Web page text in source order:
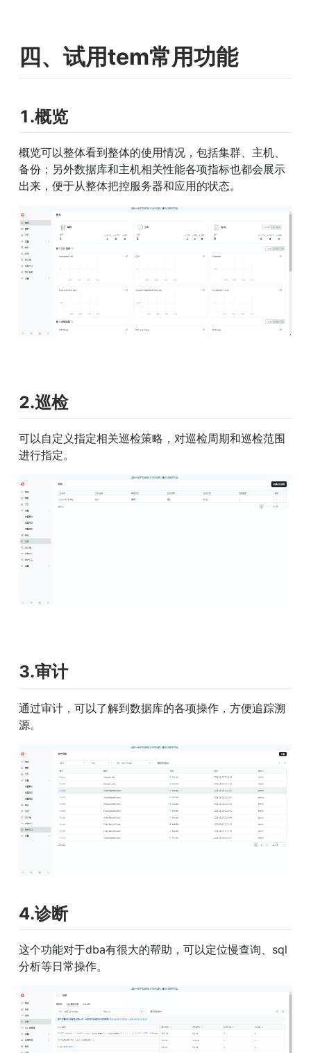
四、试用tem常用功能
1.概览
概览可以整体看到整体的使用情况，包括集群、主机、
备份；另外数据库和主机相关性能各项指标也都会展示
出来，便于从整体把控服务器和应用的状态。
2.巡检
可以自定义指定相关巡检策略，对巡检周期和巡检范围
进行指定。
3.审计
通过审计，可以了解到数据库的各项操作，方便追踪溯
源。
4.诊断
这个功能对于dba有很大的帮助，可以定位慢查询、sql
分析等日常操作。